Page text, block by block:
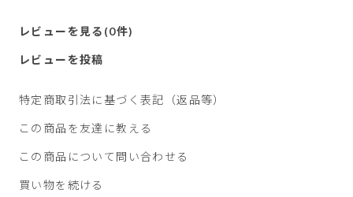
レビューを見る(0件)
レビューを投稿
特定商取引法に基づく表記（返品等）
この商品を友達に教える
この商品について問い合わせる
買い物を続ける